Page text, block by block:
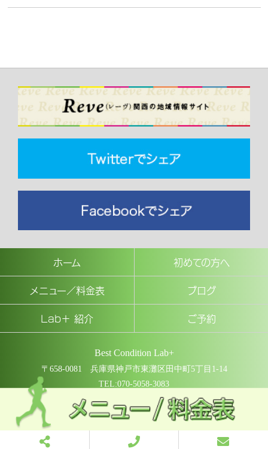
ホーム
初めての方へ
メニュー／料金表
ブログ
Lab＋ 紹介
ご予約
Best Condition Lab+
〒658-0081 兵庫県神戸市東灘区田中町5丁目1-14
TEL:070-5058-3083
COPYRIGHT © Best Condition Lab+ All rights reserved.